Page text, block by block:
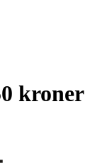
kroner